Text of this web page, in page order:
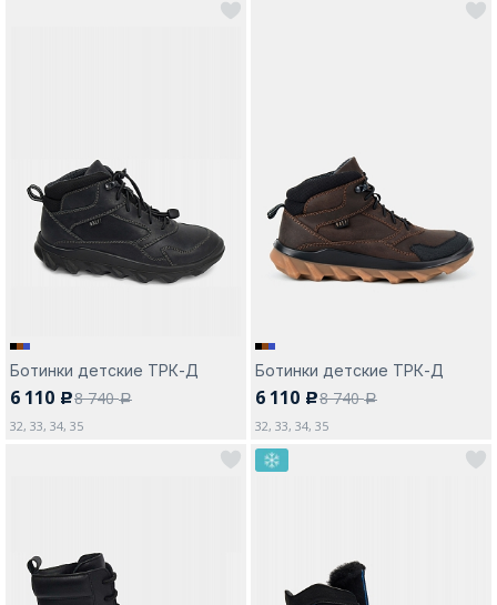
Ботинки детские ТРК-Д
6 110 c8 740a
32, 33, 34, 35
Ботинки детские ТРК-Д
6 110 c8 740a
32, 33, 34, 35